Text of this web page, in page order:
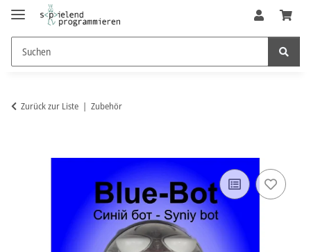
Zurück zur Liste Zubehör